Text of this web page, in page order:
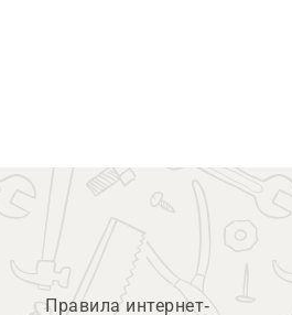
Правила интернет-